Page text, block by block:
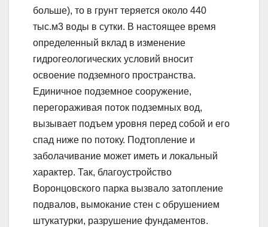
больше), то в грунт теряется около 440
тыс.м3 воды в сутки. В настоящее время
определенный вклад в изменение
гидрогеологических условий вносит
освоение подземного пространства.
Единичное подземное сооружение,
перегораживая поток подземных вод,
вызывает подъем уровня перед собой и его
спад ниже по потоку. Подтопление и
заболачивание может иметь и локальный
характер. Так, благоустройство
Воронцовского парка вызвало затопление
подвалов, вымокание стен с обрушением
штукатурки, разрушение фундаментов.